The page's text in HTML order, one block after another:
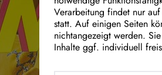
Verarbeitung findet nur
statt. Auf einigen Seiten
nichtangezeigt werden.
Inhalte ggf. individuell